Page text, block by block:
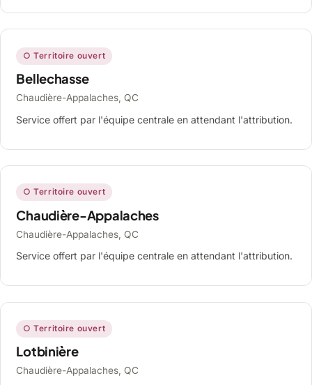
○ Territoire ouvert
Bellechasse
Chaudière-Appalaches, QC
Service offert par l'équipe centrale en attendant l'attribution.
○ Territoire ouvert
Chaudière-Appalaches
Chaudière-Appalaches, QC
Service offert par l'équipe centrale en attendant l'attribution.
○ Territoire ouvert
Lotbinière
Chaudière-Appalaches, QC